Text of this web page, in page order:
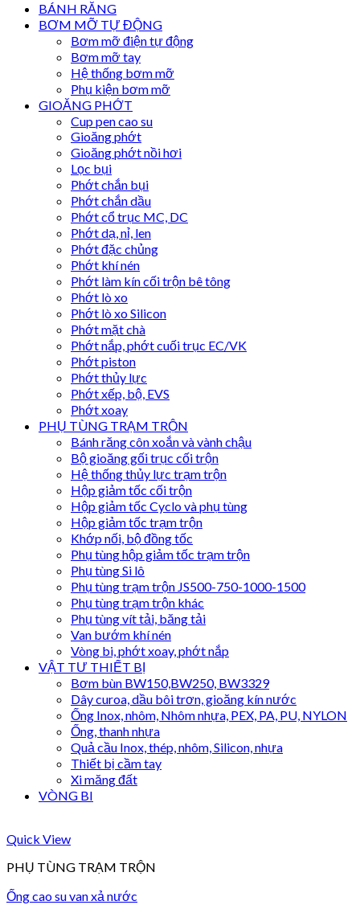
BÁNH RĂNG
BƠM MỠ TỰ ĐỘNG
Bơm mỡ điện tự động
Bơm mỡ tay
Hệ thống bơm mỡ
Phụ kiện bơm mỡ
GIOĂNG PHỚT
Cup pen cao su
Gioăng phớt
Gioăng phớt nồi hơi
Lọc bụi
Phớt chắn bụi
Phớt chắn dầu
Phớt cổ trục MC, DC
Phớt dạ, nỉ, len
Phớt đặc chủng
Phớt khí nén
Phớt làm kín cối trộn bê tông
Phớt lò xo
Phớt lò xo Silicon
Phớt mặt chà
Phớt nắp, phớt cuối trục EC/VK
Phớt piston
Phớt thủy lực
Phớt xếp, bộ, EVS
Phớt xoay
PHỤ TÙNG TRẠM TRỘN
Bánh răng côn xoắn và vành chậu
Bộ gioăng gối trục cối trộn
Hệ thống thủy lực trạm trộn
Hộp giảm tốc cối trộn
Hộp giảm tốc Cyclo và phụ tùng
Hộp giảm tốc trạm trộn
Khớp nối, bộ đồng tốc
Phụ tùng hộp giảm tốc trạm trộn
Phụ tùng Si lô
Phụ tùng trạm trộn JS500-750-1000-1500
Phụ tùng trạm trộn khác
Phụ tùng vít tải, băng tải
Van bướm khí nén
Vòng bi, phớt xoay, phớt nắp
VẬT TƯ THIẾT BỊ
Bơm bùn BW150,BW250, BW3329
Dây curoa, dầu bôi trơn, gioăng kín nước
Ống Inox, nhôm, Nhôm nhựa, PEX, PA, PU, NYLON
Ống, thanh nhựa
Quả cầu Inox, thép, nhôm, Silicon, nhựa
Thiết bị cầm tay
Xi măng đất
VÒNG BI
Quick View
PHỤ TÙNG TRẠM TRỘN
Ống cao su van xả nước